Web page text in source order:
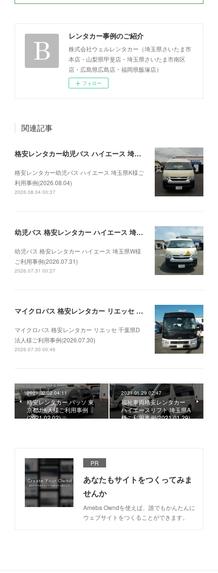
レンタカー事例のご紹介
株式会社ウェルレンタカー（埼玉県さいたま市
本店・山梨県甲斐店・埼玉県さいたま市南区
店・広島県広島店・福岡県飯塚店）
フォロー
関連記事
格安レンタカー幼児バス ハイエース 埼玉県K様ご利用事例(2026.08.04)
格安レンタカー幼児バス ハイエース 埼玉県K様ご
利用事例(2026.08.04)
2026.08.04 00:37
幼児バス 格安レンタカー ハイエース 埼玉県W様ご利用事例(2026.07.31)
幼児バス 格安レンタカー ハイエース 埼玉県W様
ご利用事例(2026.07.31)
2026.07.31 00:27
マイクロバス 格安レンタカー リエッセ 千葉県D法人様ご利用事例(2026.07.30)
マイクロバス 格安レンタカー リエッセ 千葉県D
法人様ご利用事例(2026.07.30)
2026.07.30 00:46
2021.02.02 04:11
格安レンタカー パッソ 東
京都J法人様ご利用事例
(2021.02.02)
2021.01.29 02:47
福祉車両格安レンタカー
ハイエースリフト 埼玉県A
様ご利用事例(2021.01.29)
PR
あなたもサイトをつくってみま
せんか
Ameba Owndを使えば、誰でもかんたんに
ウェブサイトをつくることができます。